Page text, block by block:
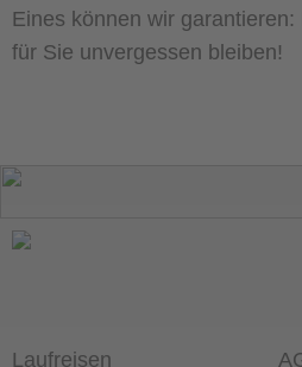
Eines können wir garantieren:
für Sie unvergessen bleiben!
Laufreisen